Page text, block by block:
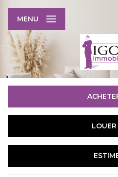
MENU
De l'immo pro
LOUER
De l'immo pro